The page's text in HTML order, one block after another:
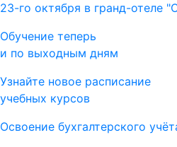
23-го октября в гранд-отеле
Обучение теперь
и по выходным дням
Узнайте новое расписание
учебных курсов
Освоение бухгалтерского